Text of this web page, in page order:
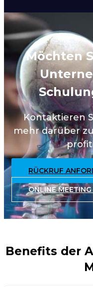
Möchten
Kontaktieren
mehr darüberzu
RÜCKRUF
ONLINE
Benefits der